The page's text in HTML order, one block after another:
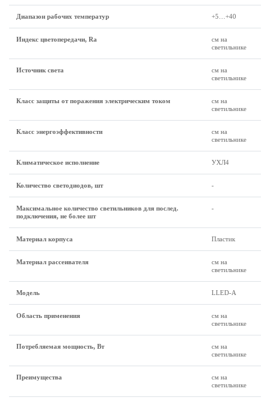
Диапазон рабочих температур +5…+40
Индекс цветопередачи, Ra
см на
светильнике
Источник света
см на
светильнике
Класс защиты от поражения электрическим током
см на
светильнике
Класс энергоэффективности
см на
светильнике
Климатическое исполнение УХЛ4
Количество светодиодов, шт -
Максимальное количество светильников для послед.
подключения, не более шт
-
Материал корпуса Пластик
Материал рассеивателя
см на
светильнике
Модель LLED-A
Область применения
см на
светильнике
Потребляемая мощность, Вт
см на
светильнике
Преимущества
см на
светильнике